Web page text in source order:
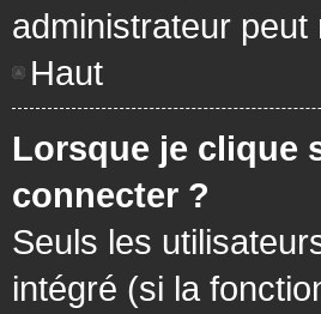
administrateur
Haut
Lorsque je clique
connecter ?
Seuls les
intégré (si la